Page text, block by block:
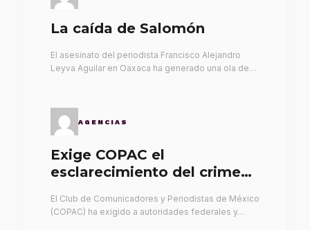
La caída de Salomón
El asesinato del periodista Francisco Alejandro
Leyva Aguilar en Oaxaca ha generado una ola de…
AGENCIAS
Exige COPAC el
esclarecimiento del crimen
El Club de Comunicadores y Periodistas de México
(COPAC) ha exigido a autoridades federales y…